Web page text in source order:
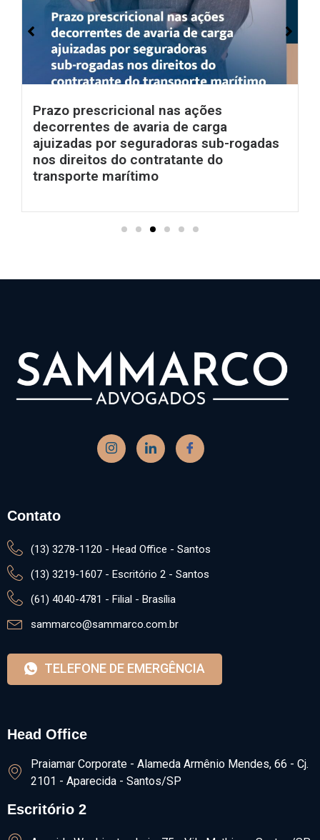
Prazo prescricional nas ações
decorrentes de avaria de carga
ajuizadas por seguradoras sub-rogadas
nos direitos do contratante do
transporte marítimo
Contato
(13) 3278-1120 - Head Office - Santos
(13) 3219-1607 - Escritório 2 - Santos
(61) 4040-4781 - Filial - Brasília
sammarco@sammarco.com.br
TELEFONE DE EMERGÊNCIA
Head Office
Praiamar Corporate - Alameda Armênio Mendes, 66 - Cj.
2101 - Aparecida - Santos/SP
Escritório 2